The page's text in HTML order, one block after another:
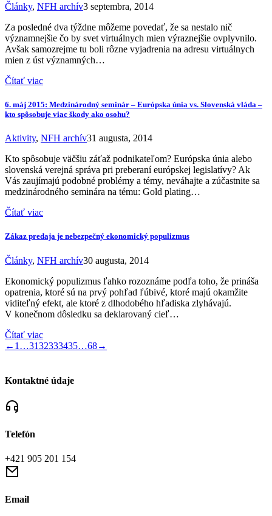
Články, NFH archív3 septembra, 2014
Za posledné dva týždne môžeme povedať, že sa nestalo nič
významnejšie čo by svet virtuálnych mien výraznejšie ovplyvnilo.
Avšak samozrejme tu boli rôzne vyjadrenia na adresu virtuálnych
mien z úst významných…
Čítať viac
6. máj 2015: Medzinárodný seminár – Európska únia vs. Slovenská vláda –
kto spôsobuje viac škody ako osohu?
Aktivity, NFH archív31 augusta, 2014
Kto spôsobuje väčšiu záťaž podnikateľom? Európska únia alebo
slovenská verejná správa pri preberaní európskej legislatívy? Ak
Vás zaujímajú podobné problémy a témy, neváhajte a zúčastnite sa
medzinárodného seminára na tému: Gold plating…
Čítať viac
Zákaz predaja je nebezpečný ekonomický populizmus
Články, NFH archív30 augusta, 2014
Ekonomický populizmus ľahko rozoznáme podľa toho, že prináša
opatrenia, ktoré sú na prvý pohľad ľúbivé, ktoré majú okamžite
viditeľný efekt, ale ktoré z dlhodobého hľadiska zlyhávajú.
V konečnom dôsledku sa deklarovaný cieľ…
Čítať viac
← 1 …3132333435…68→
Kontaktné údaje
Telefón
+421 905 201 154
Email